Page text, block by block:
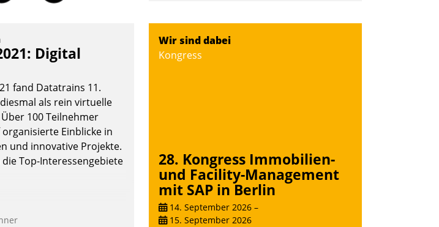
aktiv und sammelten methodisch
Vernetzungsideen fürs Quartier.
Dazwischen zeigte Datatrain, was es
Digital
fand Datatrains 11.
als rein virtuelle
100 Teilnehmer
Einblicke in
und innovative Projekte.
Top-Interessengebiete
Wir sind dabei
Kongress
28. Kongress Immobilien-
und Facility-Management
mit SAP in Berlin
14. September 2026 –
15. September 2026